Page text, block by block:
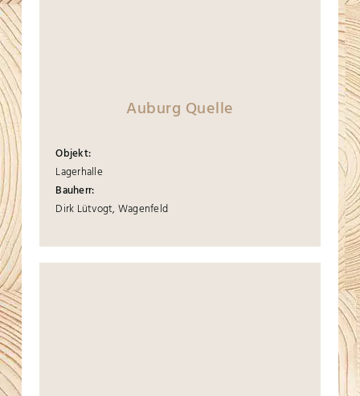
Auburg Quelle
Objekt:
Lagerhalle
Bauherr:
Dirk Lütvogt, Wagenfeld